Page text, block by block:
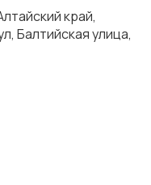
край,
Балтийская улица,